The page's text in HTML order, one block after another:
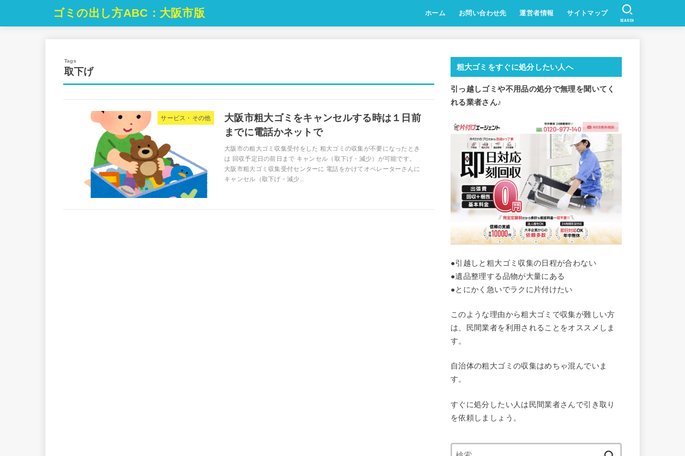
ゴミの出し方ABC：大阪市版 ホーム お問い合わせ先 運営者情報 サイトマップ
SEARCH
取下げ
サービス・その他
大阪市粗大ゴミをキャンセルする時は１日前
までに電話かネットで
大阪市の粗大ゴミ収集受付をした 粗大ゴミの収集が不要になったとき
は 回収予定日の前日まで キャンセル（取下げ・減少）が可能です。
大阪市粗大ゴミ収集受付センターに 電話をかけてオペレーターさんに
キャンセル（取下げ・減少...
粗大ゴミをすぐに処分したい人へ
引っ越しゴミや不用品の処分で無理を聞いてく
れる業者さん♪
●引越しと粗大ゴミ収集の日程が合わない
●遺品整理する品物が大量にある
●とにかく急いでラクに片付けたい
このような理由から粗大ゴミで収集が難しい方
は、民間業者を利用されることをオススメしま
す。
自治体の粗大ゴミの収集はめちゃ混んでいま
す。
すぐに処分したい人は民間業者さんで引き取り
を依頼しましょう。